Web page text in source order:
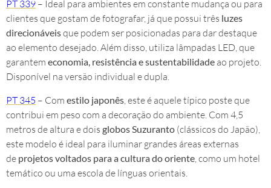
PT 339 – Ideal para ambientes em constante mudança ou para
clientes que gostam de fotografar, já que possui três luzes
direcionáveisque podem ser posicionadas para dar destaque
ao elemento desejado. Além disso, utiliza lâmpadas LED, que
garantem economia, resistência e sustentabilidade ao projeto.
Disponível na versão individual e dupla.
PT 345 – Com estilo japonês , este é aquele típico poste que
contribui em peso com a decoração do ambiente. Com 4,5
metros de altura e dois globos Suzuranto (clássicos do Japão),
este modelo é ideal para iluminar grandes áreas externas
de projetos voltados para a cultura do oriente , como um hotel
temático ou uma escola de línguas orientais.